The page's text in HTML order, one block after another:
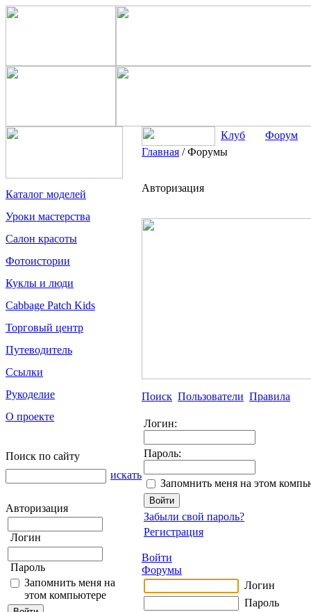
Каталог моделей
Уроки мастерства
Салон красоты
Фотоистории
Куклы и люди
Cabbage Patch Kids
Торговый центр
Путеводитель
Ссылки
Рукоделие
О проекте
Поиск по сайту
искать
Авторизация
Логин
Пароль
Запомнить меня на
этом компьютере
Клуб
Форум
Главная /Форумы
Авторизация
Поиск Пользователи Правила
Логин:
Пароль:
Запомнить меня на этом
Забыли свой пароль?
Регистрация
Войти
Форумы
Логин
Пароль